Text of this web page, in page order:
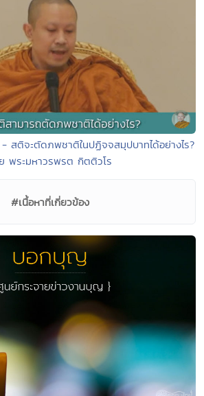
สติจะตัดภพชาติในปฏิจจสมุปบาทได้อย่างไร?
พระมหาวรพรต กิตติวโร
#เนื้อหาที่เกี่ยวข้อง